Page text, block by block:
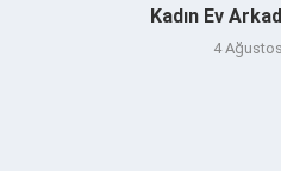
Kadın Ev
4